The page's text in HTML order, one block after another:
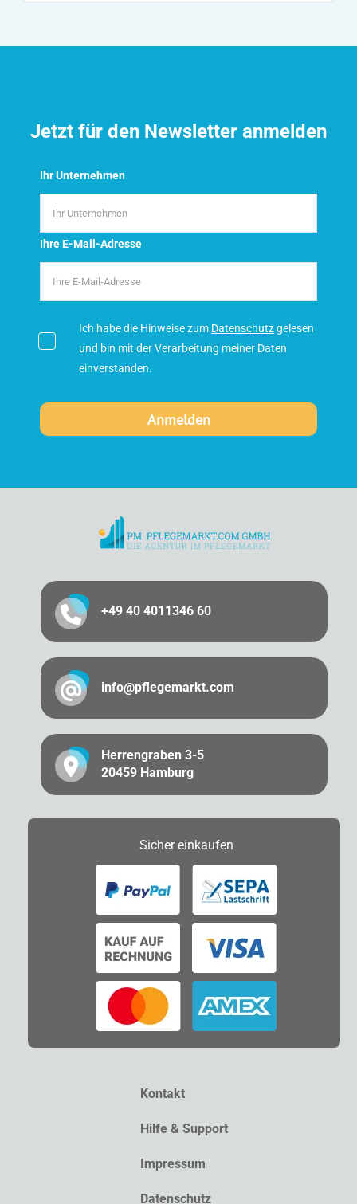
Jetzt für den Newsletter anmelden
Ihr Unternehmen
Ihre E-Mail-Adresse
Ich habe die Hinweise zum Datenschutzgelesen
und bin mit der Verarbeitung meiner Daten
einverstanden.
+49 40 4011346 60
info@pflegemarkt.com
Herrengraben 3-5
20459 Hamburg
Sichereinkaufen
Kontakt
Hilfe & Support
Impressum
Datenschutz